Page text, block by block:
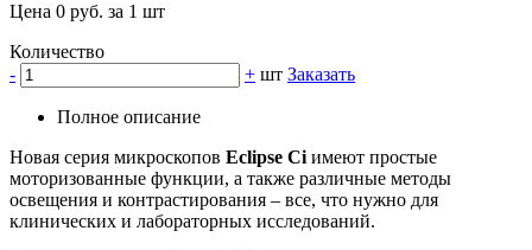
Цена 0 руб. за 1 шт
Количество
-
+ шт Заказать
Полное описание
Новая серия микроскопов Eclipse Ci имеют простые
моторизованные функции, а также различные методы
освещения и контрастирования – все, что нужно для
клинических и лабораторных исследований.